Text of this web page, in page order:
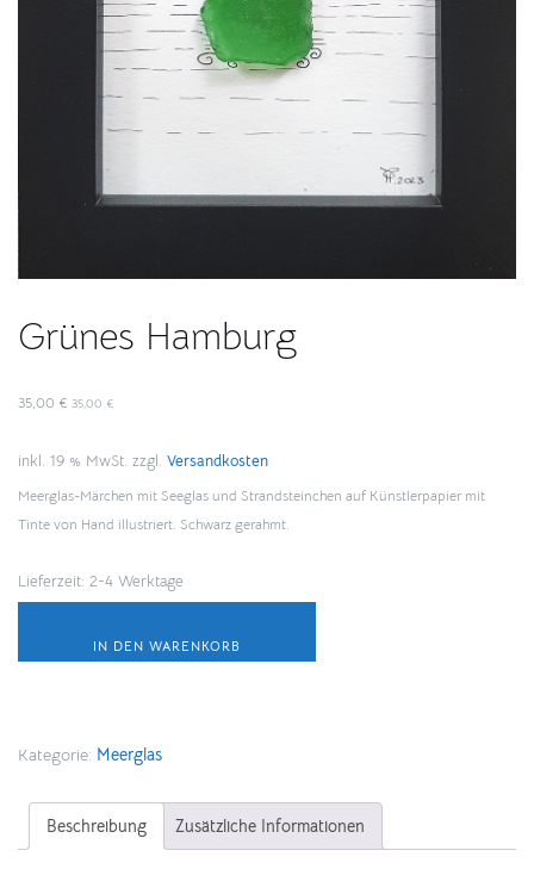
Grünes Hamburg
35,00 € 35,00 €
inkl. 19 % MwSt. zzgl. Versandkosten
Meerglas-Märchen mit Seeglas und Strandsteinchen auf Künstlerpapier mit
Tinte von Hand illustriert. Schwarz gerahmt.
Lieferzeit: 2-4 Werktage
IN DEN WARENKORB
Kategorie: Meerglas
Beschreibung Zusätzliche Informationen